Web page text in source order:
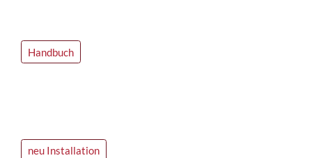
Handbuch
neu Installation